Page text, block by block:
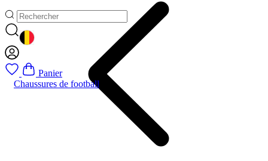
GEOLOCATION BUTTON: BELGIQUE
Panier
Chaussures de football